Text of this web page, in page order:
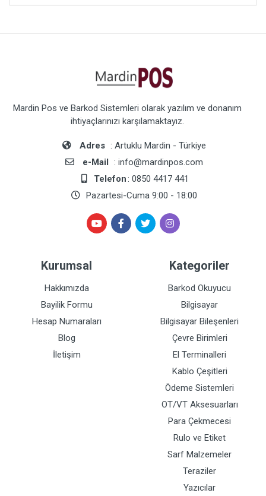
Mardin Pos ve Barkod Sistemleri olarak yazılım ve donanım
ihtiyaçlarınızı karşılamaktayız.
Adres : Artuklu Mardin - Türkiye
e-Mail : info@mardinpos.com
Telefon: 0850 4417 441
Pazartesi-Cuma 9:00 - 18:00
Kurumsal
Hakkımızda
Bayilik Formu
Hesap Numaraları
Blog
İletişim
Kategoriler
Barkod Okuyucu
Bilgisayar
Bilgisayar Bileşenleri
Çevre Birimleri
El Terminalleri
Kablo Çeşitleri
Ödeme Sistemleri
OT/VT Aksesuarları
Para Çekmecesi
Rulo ve Etiket
Sarf Malzemeler
Teraziler
Yazıcılar